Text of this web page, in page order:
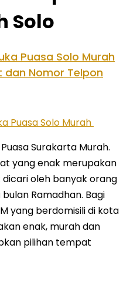
Solo
Puasa Solo Murah
Nomor Telpon
Surakarta Murah.
yang enak merupakan
oleh banyak orang
Ramadhan. Bagi
yang berdomisili di kota
enak, murah dan
pilihan tempat